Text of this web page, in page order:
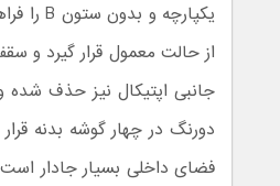
از حالت معمول قرار گیرد و
جانبی اپتیکال نیز حذف
دورنگ در چهار گوشه بدنه
فضای داخلی بسیار جادار